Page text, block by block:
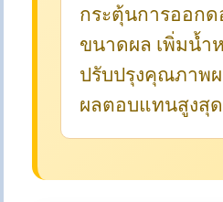
กระตุ้นการออก
ขนาดผล เพิ่มน้ำ
ปรับปรุงคุณภาพ
ผลตอบแทนสูงสุด